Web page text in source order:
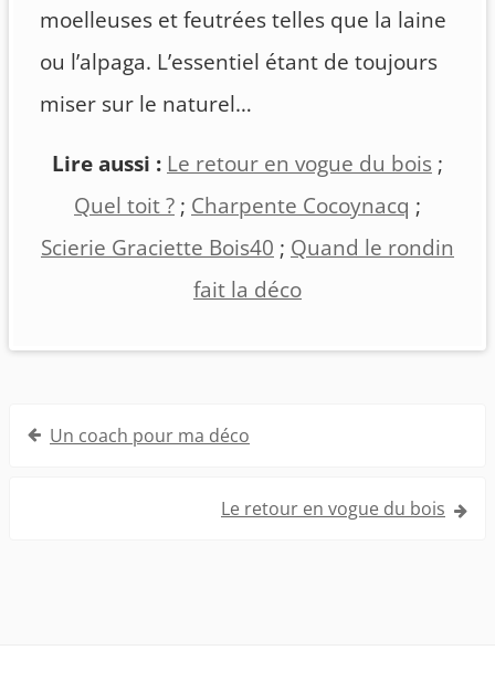
moelleuses et feutrées telles que la laine
ou l’alpaga. L’essentiel étant de toujours
miser sur le naturel…
Lire aussi : Le retour en vogue du bois ;
Quel toit ? ; Charpente Cocoynacq ;
Scierie Graciette Bois40 ; Quand le rondin
fait la déco
Navigation
Un coach pour ma déco
Le retour en vogue du bois